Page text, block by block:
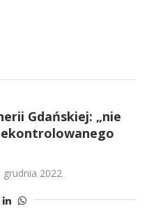
Gdańskiej: „nie
grudnia 2022